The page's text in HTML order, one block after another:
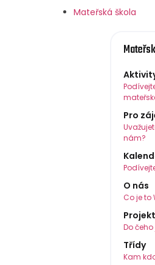
Mateřská škola
Pro
nám?
O nás
Co je to
Do
Třídy
Kam